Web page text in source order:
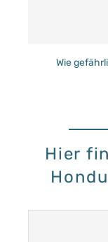
Wie
Hier